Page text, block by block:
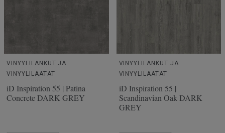
VINYYLILANKUT JA
VINYYLILAATAT
iD Inspiration 55 | Patina
Concrete DARK GREY
VINYYLILANKUT JA
VINYYLILAATAT
iD Inspiration 55 |
Scandinavian Oak DARK
GREY